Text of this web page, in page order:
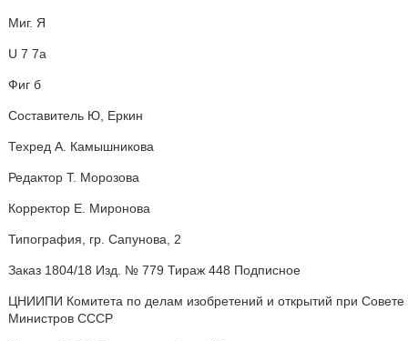
Миг. Я
U 7 7а
Фиг б
Составитель Ю, Еркин
Техред А. Камышникова
Редактор Т. Морозова
Корректор Е. Миронова
Типография, гр. Сапунова, 2
Заказ 1804/18 Изд. № 779 Тираж 448 Подписное
ЦНИИПИ Комитета по делам изобретений и открытий при Совете
Министров СССР